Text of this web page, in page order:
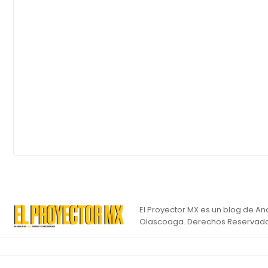
El Proyector MX es un blog de
Olascoaga. Derechos